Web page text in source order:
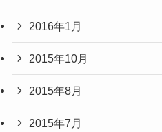
2016年1月
2015年10月
2015年8月
2015年7月